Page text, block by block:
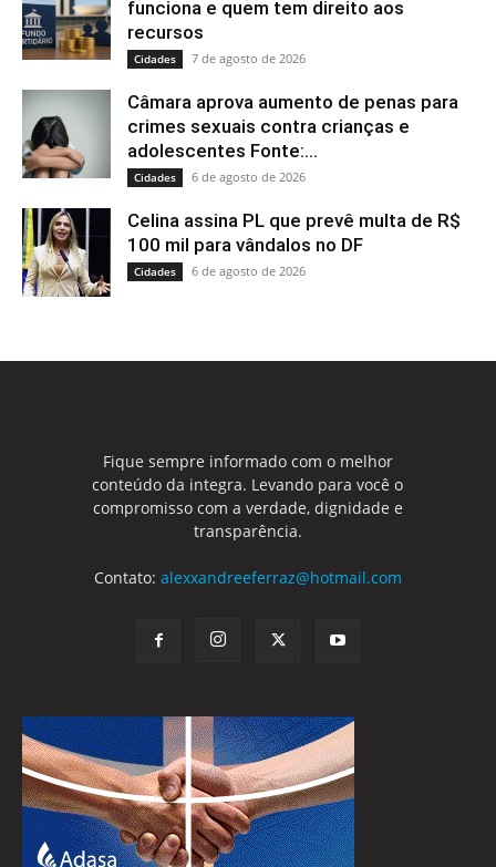
funciona e quem tem direito aos
recursos
Cidades 7 de agosto de 2026
Câmara aprova aumento de penas para
crimes sexuais contra crianças e
adolescentes Fonte:...
Cidades 6 de agosto de 2026
Celina assina PL que prevê multa de R$
100 mil para vândalos no DF
Cidades 6 de agosto de 2026
Fique sempre informado com o melhor
conteúdo da integra. Levando para você o
compromisso com a verdade, dignidade e
transparência.
Contato: alexxandreeferraz@hotmail.com